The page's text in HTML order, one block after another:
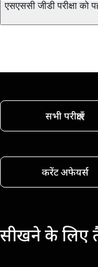
एसएससी जीडी परीक्षा को
सभी परीक्षाएँ
करेंट अफेयर्स
सीखने के लिए